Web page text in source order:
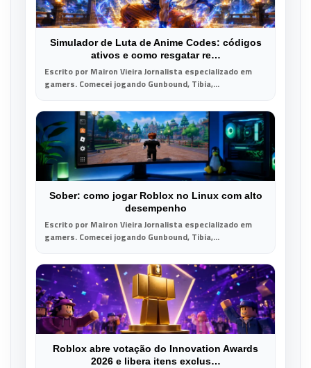
Simulador de Luta de Anime Codes: códigos
ativos e como resgatar re…
Escrito por Mairon Vieira Jornalista especializado em
gamers. Comecei jogando Gunbound, Tibia,...
Sober: como jogar Roblox no Linux com alto
desempenho
Escrito por Mairon Vieira Jornalista especializado em
gamers. Comecei jogando Gunbound, Tibia,...
Roblox abre votação do Innovation Awards
2026 e libera itens exclus…